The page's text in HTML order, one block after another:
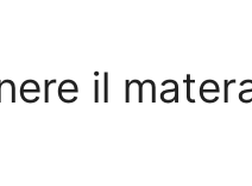
il